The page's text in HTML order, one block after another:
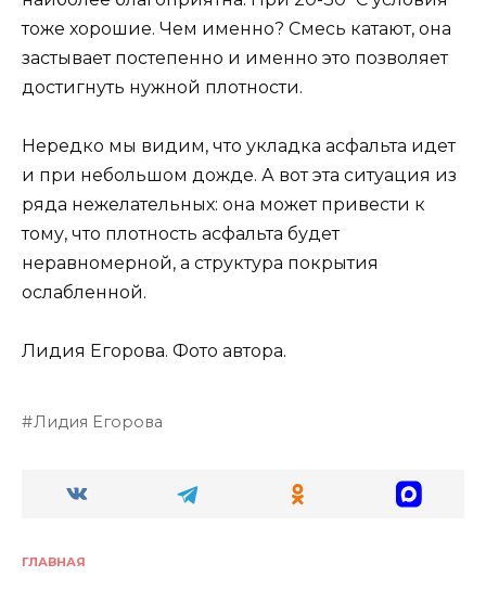
тоже хорошие. Чем именно? Смесь катают, она
застывает постепенно и именно это позволяет
достигнуть нужной плотности.
Нередко мы видим, что укладка асфальта идет
и при небольшом дожде. А вот эта ситуация из
ряда нежелательных: она может привести к
тому, что плотность асфальта будет
неравномерной, а структура покрытия
ослабленной.
Лидия Егорова. Фото автора.
Лидия Егорова
ГЛАВНАЯ